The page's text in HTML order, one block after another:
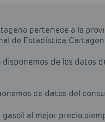
pertenece a la
de Estadística,
disponemos de los datos
de datos del
gasoil al mejor precio,